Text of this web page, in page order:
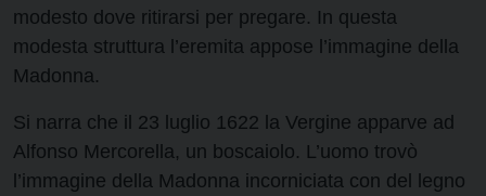
modesto dove ritirarsi per pregare. In questa
modesta struttura l’eremita appose l’immagine della
Madonna.
Si narra che il 23 luglio 1622 la Vergine apparve ad
Alfonso Mercorella, un boscaiolo. L’uomo trovò
l’immagine della Madonna incorniciata con del legno